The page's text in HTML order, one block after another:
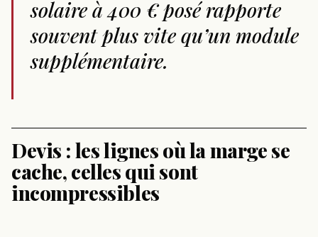
solaire à 400 € posé rapporte
souvent plus vite qu’un module
supplémentaire.
Devis : les lignes où la marge se
cache, celles qui sont
incompressibles